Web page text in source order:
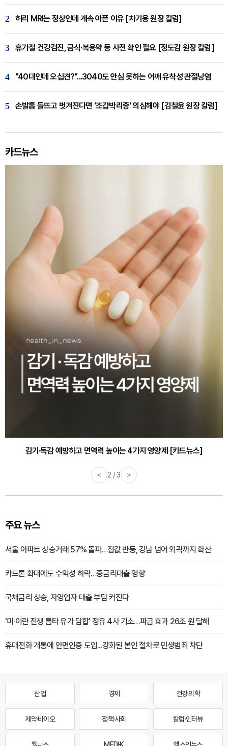
2 허리 MRI는 정상인데 계속 아픈 이유 [차기용 원장 칼럼]
3 휴가철 건강검진, 금식·복용약 등 사전 확인 필요 [정도감 원장 칼럼]
4 "40대인데 오십견?"...3040도 안심 못하는 어깨 유착성 관절낭염
5 손발톱 들뜨고 벗겨진다면 '조갑박리증' 의심해야 [김철윤 원장 칼럼]
카드뉴스
감기·독감 예방하고 면역력 높이는 4가지 영양제 [카드뉴스]
< 3 / 3 >
주요 뉴스
서울 아파트 상승거래 57% 돌파…집값 반등, 강남 넘어 외곽까지 확산
카드론 확대에도 수익성 하락…중금리대출 영향
국채금리 상승, 자영업자 대출 부담 커진다
'미·이란 전쟁 틈타 유가 담합' 정유 4사 기소…파급 효과 26조 원 달해
휴대전화 개통에 안면인증 도입...강화된 본인 절차로 민생범죄 차단
산업 경제 건강·의학
제약·바이오 정책·사회 칼럼·인터뷰